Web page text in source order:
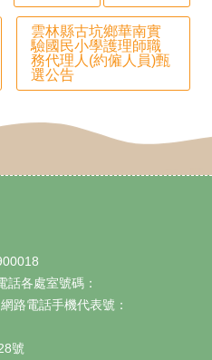
雲林縣古坑鄉華南實
驗國民小學護理師職
務代理人(約僱人員)甄
選公告
各處室號碼：
路電話手機代表號：
號